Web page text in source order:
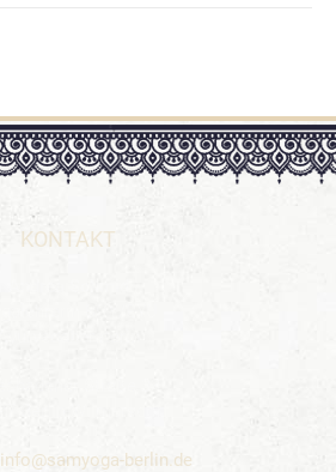
KONTAKT
info@samyoga-berlin.de